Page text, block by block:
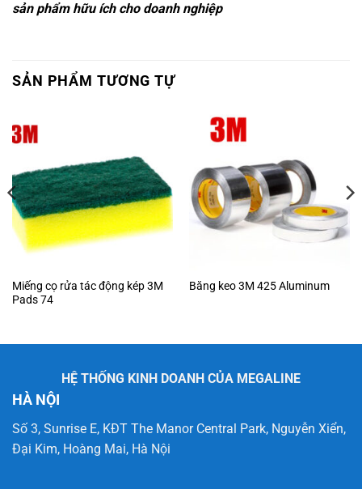
sản phẩm hữu ích cho doanh nghiệp
SẢN PHẨM TƯƠNG TỰ
Miếng cọ rửa tác động kép 3M
Pads 74
Băng keo 3M 425 Aluminum
HỆ THỐNG KINH DOANH CỦA MEGALINE
HÀ NỘI
Số 3, Sunrise E, KĐT The Manor Central Park, Nguyễn Xiển,
Đại Kim, Hoàng Mai, Hà Nội